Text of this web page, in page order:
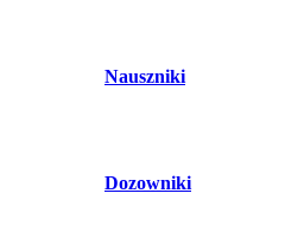
Nauszniki
Dozowniki